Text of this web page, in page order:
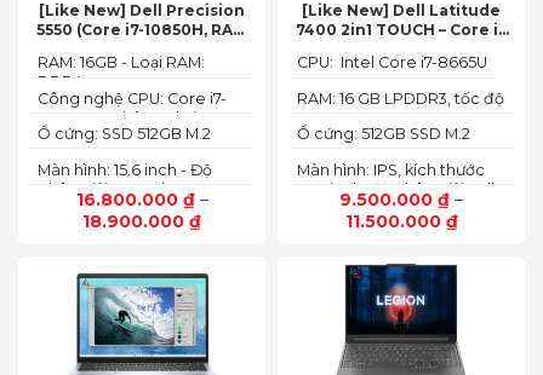
[Like New] Dell Precision
5550 (Core i7-10850H, RAM
Quadro T1000 4G, Màn
15.6” FHD+)
16.800.000 ₫–
18.900.000 ₫
Màn hình: 15.6 inch - Độ
phân giải: FHD+ (1920 x
1200 px)
Ổ cứng: SSD 512GB M.2
Công nghệ CPU: Core i7-
10750H, 6 nhân, 12 luồng
RAM: 16GB - Loại RAM:
DDR4
[Like New] Dell Latitude
7400 2in1 TOUCH – Core i7
màn hình 14 inch FHD Cảm
9.500.000 ₫ –
11.500.000 ₫
Màn hình: IPS, kích thước
14.0 inch, độ phân giải Full
HD (1920 x 1080)
Ổ cứng: 512GB SSD M.2
RAM: 16 GB LPDDR3, tốc độ
CPU: Intel Core i7-8665U